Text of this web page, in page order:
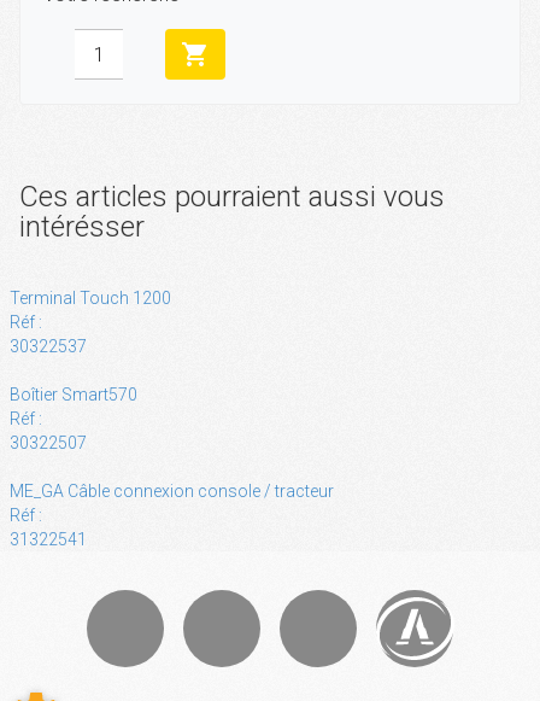
shopping_cart
Ces articles pourraient aussi vous
intérésser
Terminal Touch 1200
Réf :
30322537
Boîtier Smart570
Réf :
30322507
ME_GA Câble connexion console / tracteur
Réf :
31322541